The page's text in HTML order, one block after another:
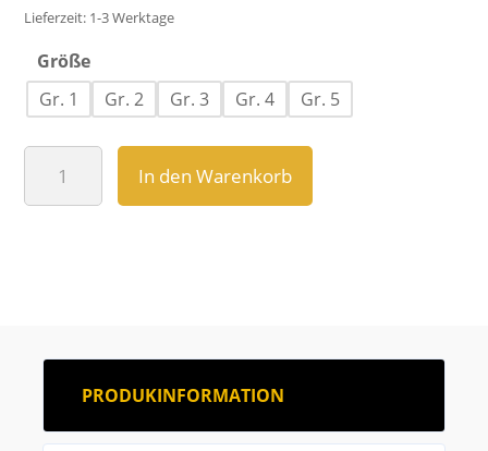
Lieferzeit: 1-3 Werktage
Größe
Gr. 1
Gr. 2 Gr. 3 Gr. 4 Gr. 5
SPIRAL
In den Warenkorb
PRODUKINFORMATION